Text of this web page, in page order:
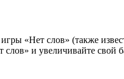
«Нет слов» (также
и увеличивайте свой